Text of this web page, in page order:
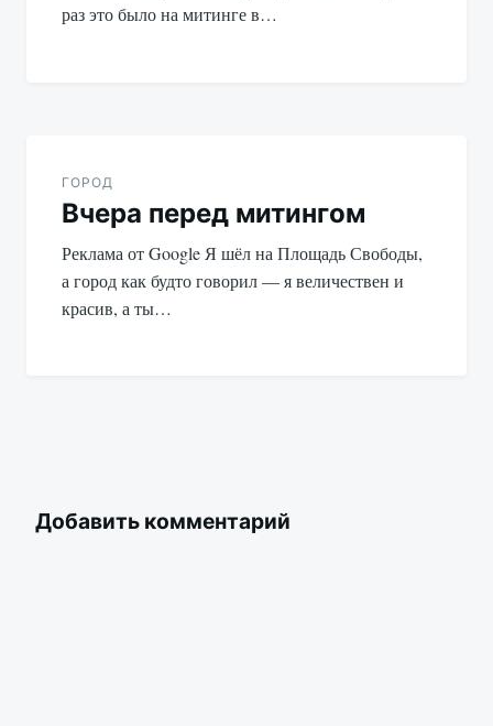
раз это было на митинге в…
ГОРОД
Вчера перед митингом
Реклама от Google Я шёл на Площадь Свободы,
а город как будто говорил — я величествен и
красив, а ты…
Добавить комментарий